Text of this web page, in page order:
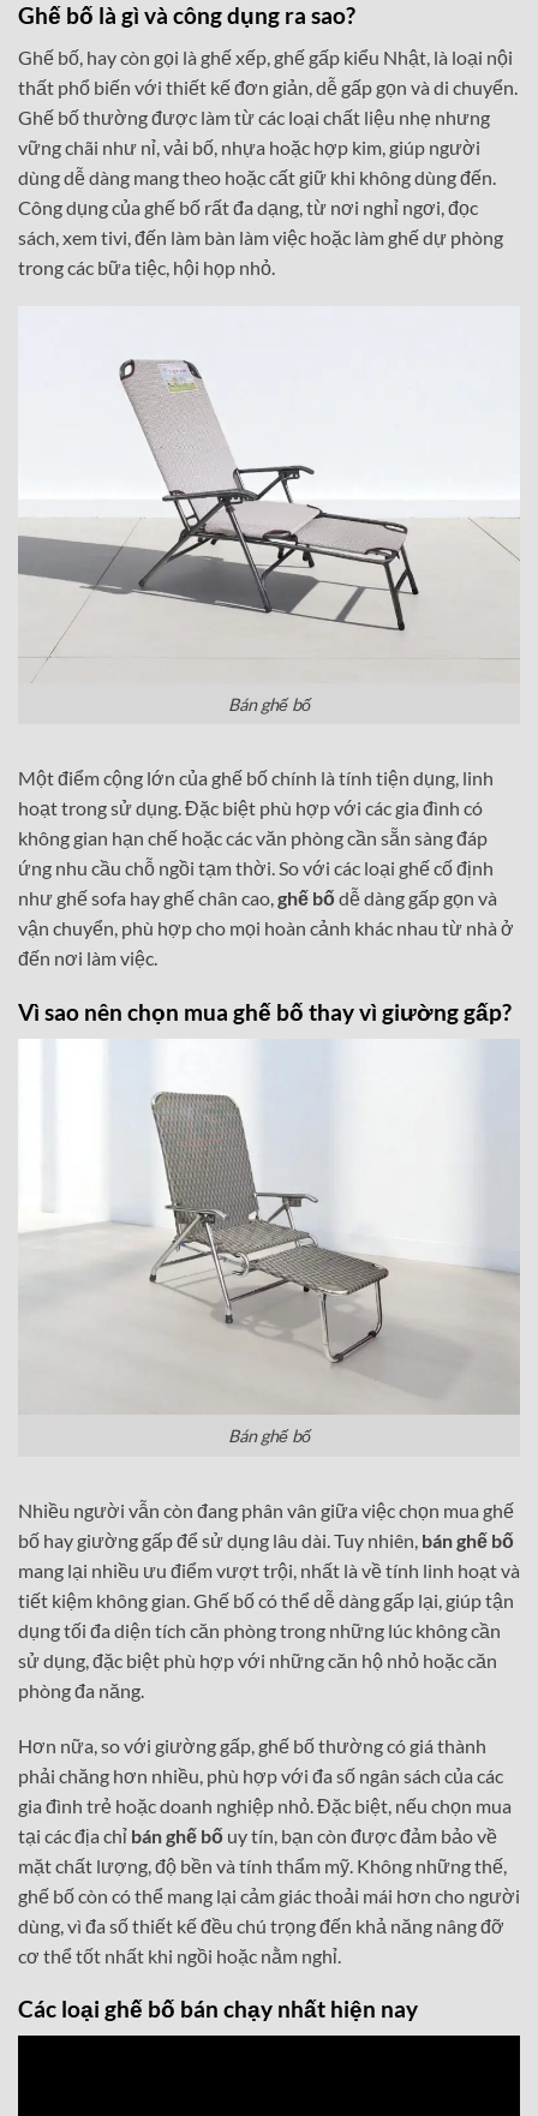
Ghế bố là gì và công dụng ra sao?
Ghế bố, hay còn gọi là ghế xếp, ghế gấp kiểu Nhật, là loại nội
thất phổ biến với thiết kế đơn giản, dễ gấp gọn và di chuyển.
Ghế bố thường được làm từ các loại chất liệu nhẹ nhưng
vững chãi như nỉ, vải bố, nhựa hoặc hợp kim, giúp người
dùng dễ dàng mang theo hoặc cất giữ khi không dùng đến.
Công dụng của ghế bố rất đa dạng, từ nơi nghỉ ngơi, đọc
sách, xem tivi, đến làm bàn làm việc hoặc làm ghế dự phòng
trong các bữa tiệc, hội họp nhỏ.
Bán ghế bố
Một điểm cộng lớn của ghế bố chính là tính tiện dụng, linh
hoạt trong sử dụng. Đặc biệt phù hợp với các gia đình có
không gian hạn chế hoặc các văn phòng cần sẵn sàng đáp
ứng nhu cầu chỗ ngồi tạm thời. So với các loại ghế cố định
như ghế sofa hay ghế chân cao,ghế bố dễ dàng gấp gọn và
vận chuyển, phù hợp cho mọi hoàn cảnh khác nhau từ nhà ở
đến nơi làm việc.
Vì sao nên chọn mua ghế bố thay vì giường gấp?
Bán ghế bố
Nhiều người vẫn còn đang phân vân giữa việc chọn mua ghế
bố hay giường gấp để sử dụng lâu dài. Tuy nhiên, bán ghế bố
mang lại nhiều ưu điểm vượt trội, nhất là về tính linh hoạt và
tiết kiệm không gian. Ghế bố có thể dễ dàng gấp lại, giúp tận
dụng tối đa diện tích căn phòng trong những lúc không cần
sử dụng, đặc biệt phù hợp với những căn hộ nhỏ hoặc căn
phòng đa năng.
Hơn nữa, so với giường gấp, ghế bố thường có giá thành
phải chăng hơn nhiều, phù hợp với đa số ngân sách của các
gia đình trẻ hoặc doanh nghiệp nhỏ. Đặc biệt, nếu chọn mua
tại các địa chỉ bán ghế bố uy tín, bạn còn được đảm bảo về
mặt chất lượng, độ bền và tính thẩm mỹ. Không những thế,
ghế bố còn có thể mang lại cảm giác thoải mái hơn cho người
dùng, vì đa số thiết kế đều chú trọng đến khả năng nâng đỡ
cơ thể tốt nhất khi ngồi hoặc nằm nghỉ.
Các loại ghế bố bán chạy nhất hiện nay